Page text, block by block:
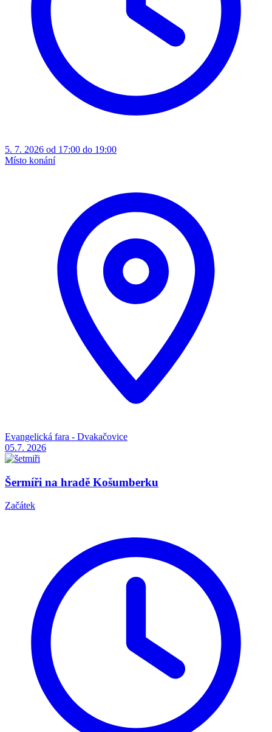
5. 7. 2026 od 17:00 do 19:00
Místo konání
Evangelická fara - Dvakačovice
05.7. 2026
Šermíři na hradě Košumberku
Začátek